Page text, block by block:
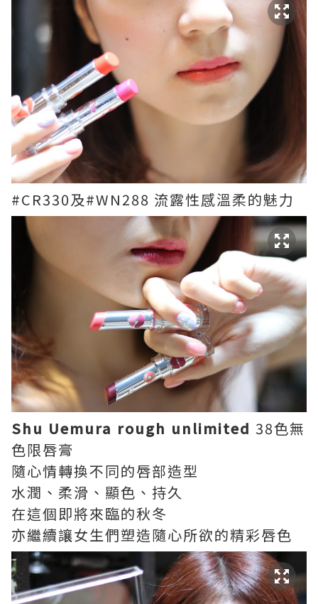
#CR330及#WN288 流露性感溫柔的魅力
Shu Uemura rough unlimited 38色無
色限唇膏
隨心情轉換不同的唇部造型
水潤、柔滑、顯色、持久
在這個即將來臨的秋冬
亦繼續讓女生們塑造隨心所欲的精彩唇色